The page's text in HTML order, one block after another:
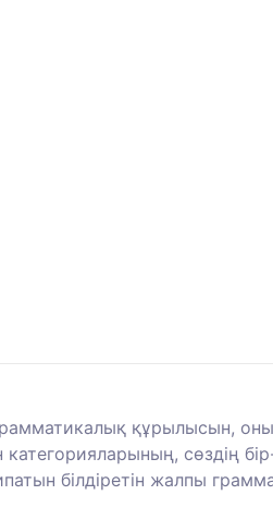
грамматикалық құрылысын,
сөздің бір-
білдіретін жалпы